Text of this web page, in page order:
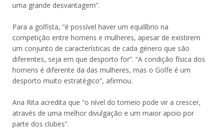
uma grande desvantagem”.
Para a golfista, “é possível haver um equilíbrio na
competição entre homens e mulheres, apesar de existirem
um conjunto de características de cada género que são
diferentes, seja em que desporto for”. “A condição física dos
homens é diferente da das mulheres, mas o Golfe é um
desporto muito estratégico”, afirmou.
Ana Rita acredita que “o nível do torneio pode vir a crescer,
através de uma melhor divulgação e um maior apoio por
parte dos clubes”.